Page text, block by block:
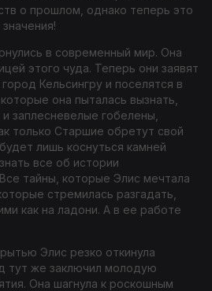
о прошлом, однако теперь это
в современный мир. Она
этого чуда. Теперь они заявят
Кельсингру и поселятся в
она пыталась вызнать,
заплесневелые гобелены,
только Старшие обретут свой
лишь коснуться камней
все об истории
тайны, которые Элис мечтала
стремилась разгадать,
как на ладони. А в ее работе
Элис резко откинула
тут же заключил молодую
Она шагнула к роскошным